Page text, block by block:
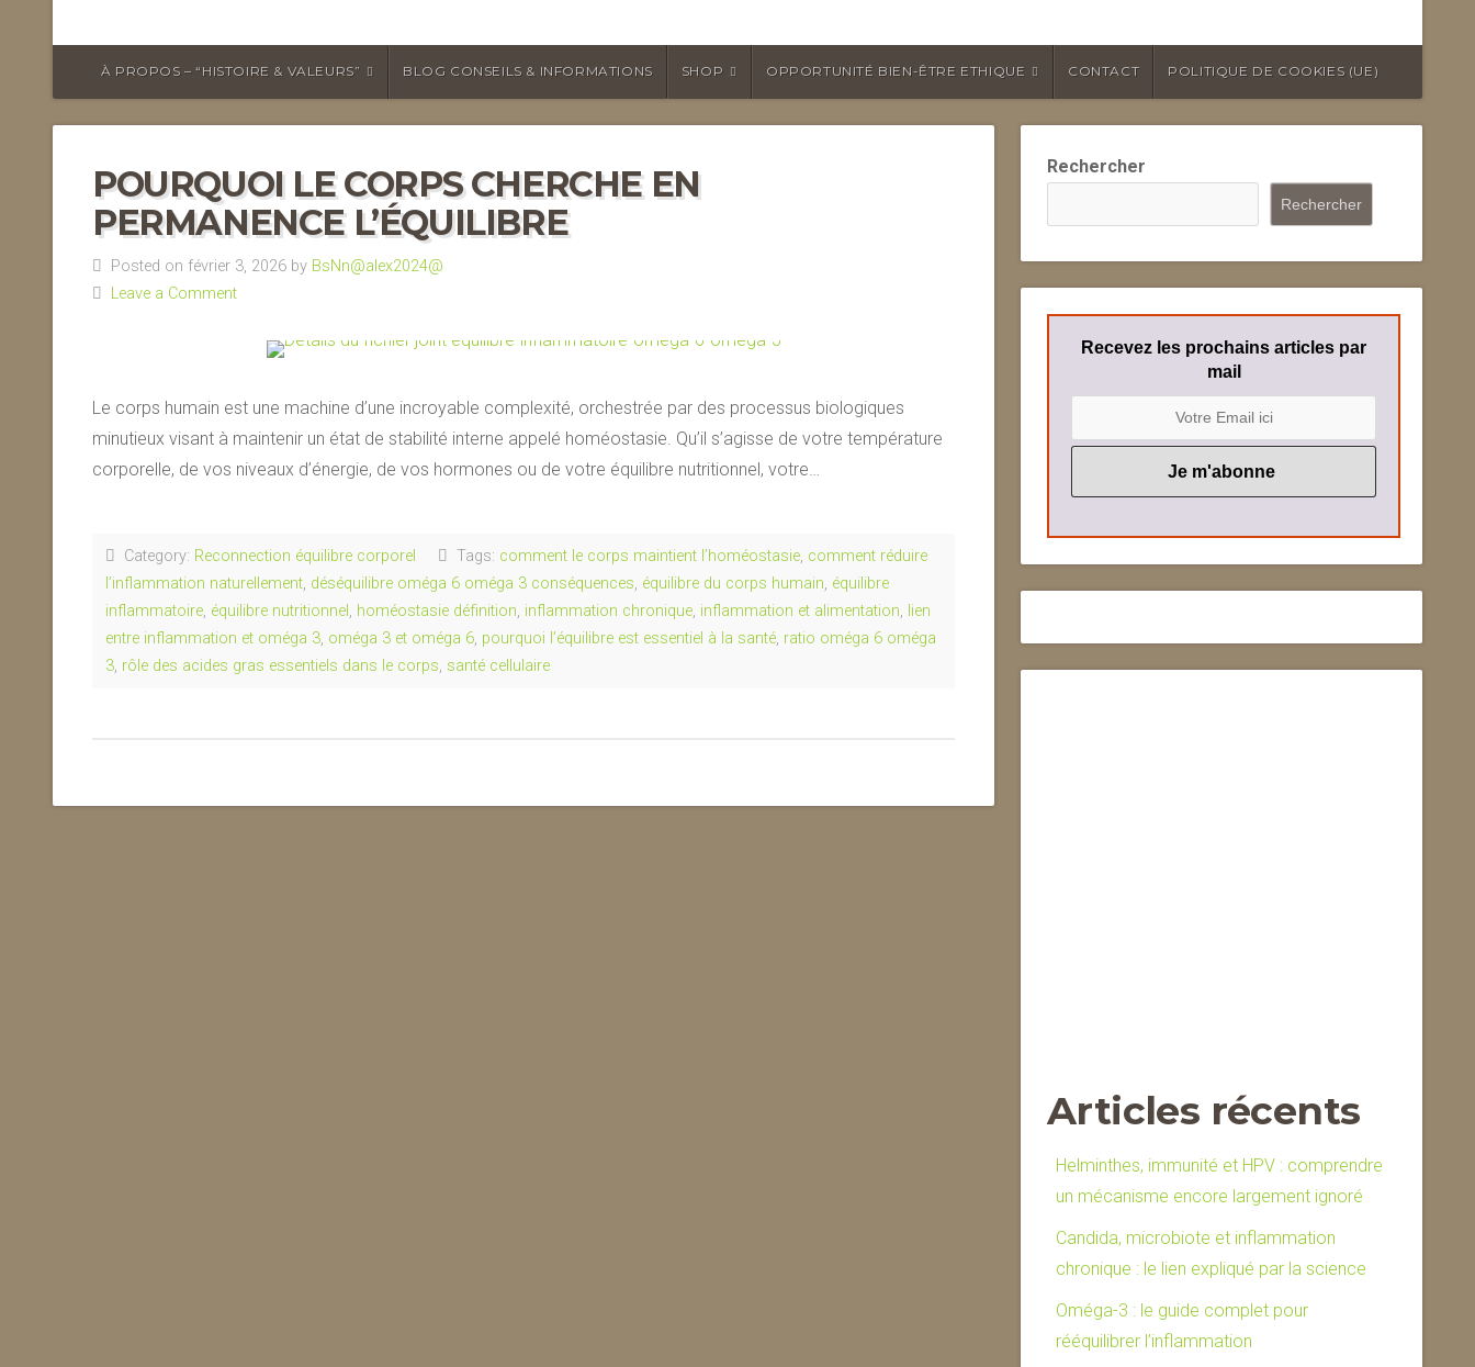
À PROPOS – “HISTOIRE & VALEURS” BLOG CONSEILS & INFORMATIONS SHOP OPPORTUNITÉ BIEN-ÊTRE ETHIQUE CONTACT POLITIQUE DE COOKIES (UE)
POURQUOI LE CORPS CHERCHE EN
PERMANENCE L’ÉQUILIBRE
Posted on février 3, 2026 by BsNn@alex2024@
Leave a Comment
Le corps humain est une machine d’une incroyable complexité, orchestrée par des processus biologiques
minutieux visant à maintenir un état de stabilité interne appelé homéostasie. Qu’il s’agisse de votre température
corporelle, de vos niveaux d’énergie, de vos hormones ou de votre équilibre nutritionnel, votre…
Category: Reconnection équilibre corporel Tags: comment le corps maintient l’homéostasie, comment réduire
l’inflammation naturellement, déséquilibre oméga 6 oméga 3 conséquences, équilibre du corps humain, équilibre
inflammatoire, équilibre nutritionnel , homéostasie définition, inflammation chronique, inflammation et alimentation, lien
entre inflammation et oméga 3, oméga 3 et oméga 6, pourquoi l’équilibre est essentiel à la santé, ratio oméga 6 oméga
3, rôle des acides gras essentiels dans le corps, santé cellulaire
Rechercher
Rechercher
Recevez les prochains articles par
mail
Articles récents
Helminthes, immunité et HPV : comprendre
un mécanisme encore largement ignoré
Candida, microbiote et inflammation
chronique : le lien expliqué par la science
Oméga-3 : le guide complet pour
rééquilibrer l’inflammation